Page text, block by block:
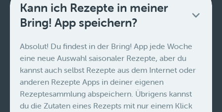
Kann ich Rezepte in meiner
Bring! App speichern?
Absolut! Du findest in der Bring! App jede Woche
eine neue Auswahl saisonaler Rezepte, aber du
kannst auch selbst Rezepte aus dem Internet oder
anderen Rezepte Apps in deiner eigenen
Rezeptesammlung abspeichern. Übrigens kannst
du die Zutaten eines Rezepts mit nur einem Klick